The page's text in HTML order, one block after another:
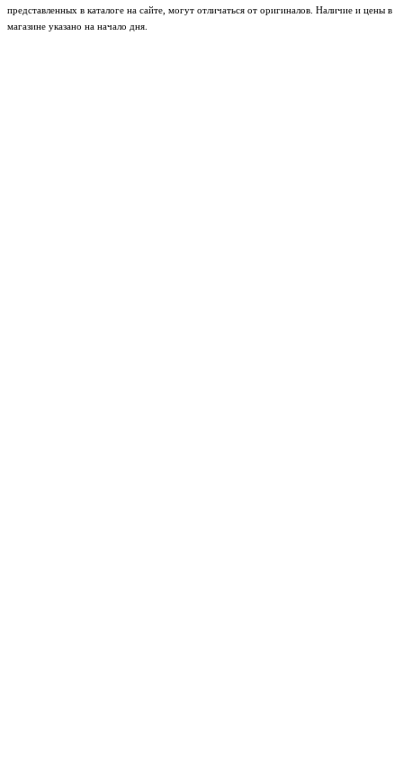
представленных в каталоге на сайте, могут отличаться от оригиналов. Наличие и цены в
магазине указано на начало дня.